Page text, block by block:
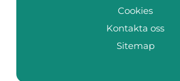
Cookies
Kontakta oss
Sitemap